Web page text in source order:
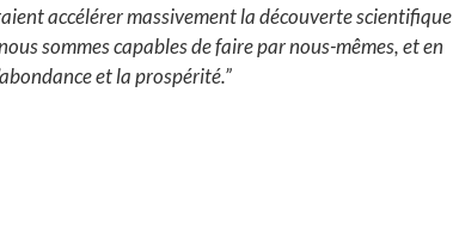
accélérer massivement la découverte scientifique
sommes capables de faire par nous-mêmes, et en
et la prospérité.”